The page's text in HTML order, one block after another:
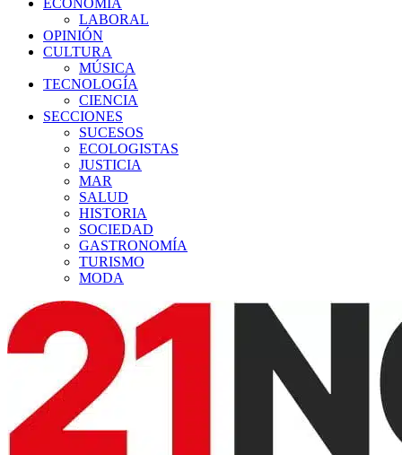
ECONOMÍA
LABORAL
OPINIÓN
CULTURA
MÚSICA
TECNOLOGÍA
CIENCIA
SECCIONES
SUCESOS
ECOLOGISTAS
JUSTICIA
MAR
SALUD
HISTORIA
SOCIEDAD
GASTRONOMÍA
TURISMO
MODA